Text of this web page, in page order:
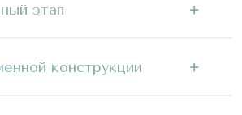
этап
конструкции